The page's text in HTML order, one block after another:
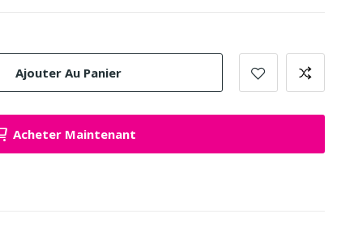
Ajouter Au Panier
Acheter Maintenant